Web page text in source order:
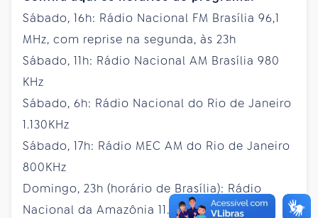
Sábado, 16h: Rádio Nacional FM Brasília 96,1
MHz, com reprise na segunda, às 23h
Sábado, 11h: Rádio Nacional AM Brasília 980
KHz
Sábado, 6h: Rádio Nacional do Rio de Janeiro
1.130KHz
Sábado, 17h: Rádio MEC AM do Rio de Janeiro
800KHz
Domingo, 23h (horário de Brasília): Rádio
Nacional da Amazônia 11.780KHz e 6.180KHz